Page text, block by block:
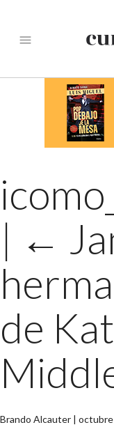
menu
| ←
de
Brando Alcauter | octubre